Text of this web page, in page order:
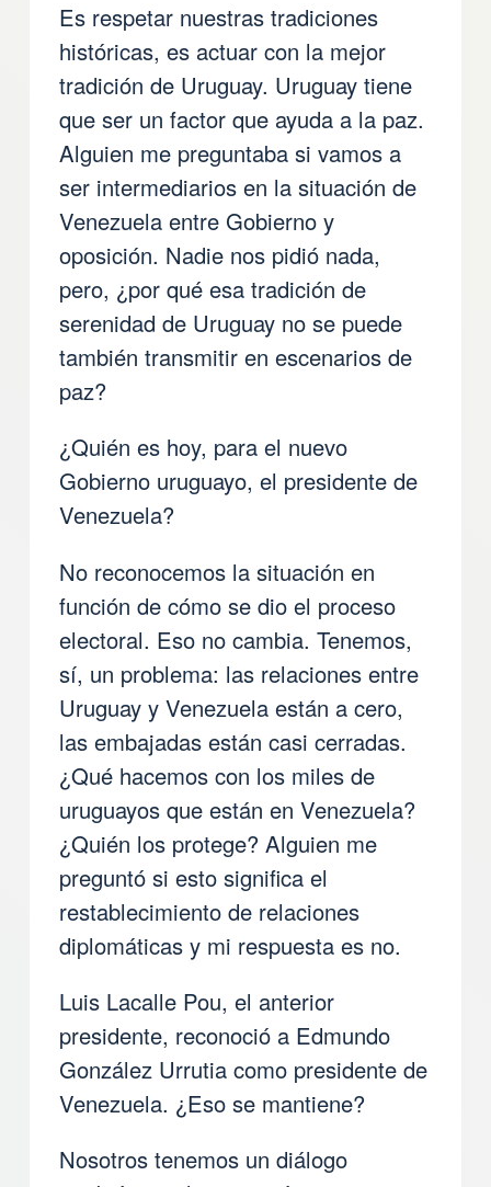
Es respetar nuestras tradiciones
históricas, es actuar con la mejor
tradición de Uruguay. Uruguay tiene
que ser un factor que ayuda a la paz.
Alguien me preguntaba si vamos a
ser intermediarios en la situación de
Venezuela entre Gobierno y
oposición. Nadie nos pidió nada,
pero, ¿por qué esa tradición de
serenidad de Uruguay no se puede
también transmitir en escenarios de
paz?
¿Quién es hoy, para el nuevo
Gobierno uruguayo, el presidente de
Venezuela?
No reconocemos la situación en
función de cómo se dio el proceso
electoral. Eso no cambia. Tenemos,
sí, un problema: las relaciones entre
Uruguay y Venezuela están a cero,
las embajadas están casi cerradas.
¿Qué hacemos con los miles de
uruguayos que están en Venezuela?
¿Quién los protege? Alguien me
preguntó si esto significa el
restablecimiento de relaciones
diplomáticas y mi respuesta es no.
Luis Lacalle Pou, el anterior
presidente, reconoció a Edmundo
González Urrutia como presidente de
Venezuela. ¿Eso se mantiene?
Nosotros tenemos un diálogo